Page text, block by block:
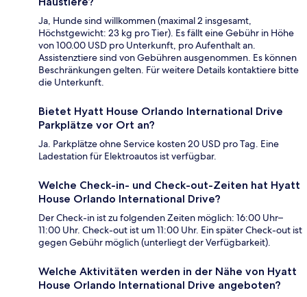
Ja, Hunde sind willkommen (maximal 2 insgesamt,
Höchstgewicht: 23 kg pro Tier). Es fällt eine Gebühr in Höhe
von 100.00 USD pro Unterkunft, pro Aufenthalt an.
Assistenztiere sind von Gebühren ausgenommen. Es können
Beschränkungen gelten. Für weitere Details kontaktiere bitte
die Unterkunft.
Bietet Hyatt House Orlando International Drive
Parkplätze vor Ort an?
Ja. Parkplätze ohne Service kosten 20 USD pro Tag. Eine
Ladestation für Elektroautos ist verfügbar.
Welche Check-in- und Check-out-Zeiten hat Hyatt
House Orlando International Drive?
Der Check-in ist zu folgenden Zeiten möglich: 16:00 Uhr–
11:00 Uhr. Check-out ist um 11:00 Uhr. Ein später Check-out ist
gegen Gebühr möglich (unterliegt der Verfügbarkeit).
Welche Aktivitäten werden in der Nähe von Hyatt
House Orlando International Drive angeboten?